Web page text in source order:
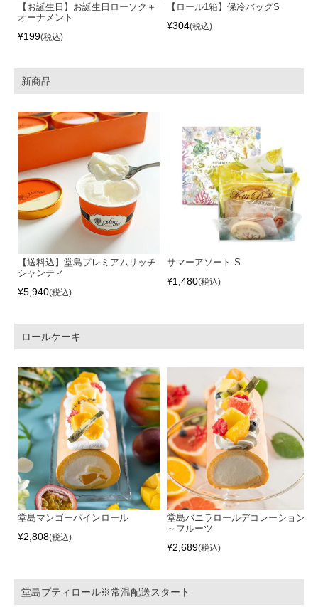
【お誕生日】お誕生日ローソク＋
オーナメント
¥199 税込
【ロール1箱】保冷バッグS
¥304 税込
新商品
【送料込】堂島プレミアムリッチ
シャンティ
¥5,940 税込
サマーアソート S
¥1,480 税込
ロールケーキ
堂島マンゴーパインロール
¥2,808 税込
堂島バニラロールデコレーション
～フルーツ
¥2,689 税込
堂島プティロール※常温配送スタート